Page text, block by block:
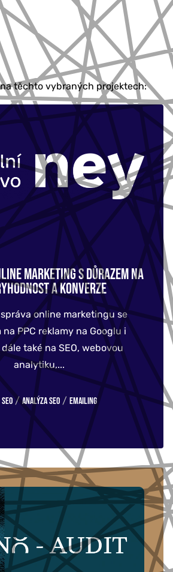
těchto vybraných projektech:
MARKETING S DŮRAZEM NA
A KONVERZE
online marketingu se
PPC reklamy na Googlu i
také na SEO, webovou
analytiku,...
SEO / Analýza SEO / Emailing